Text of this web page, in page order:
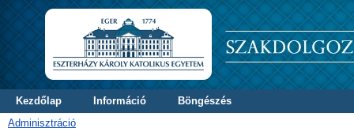
Kezdőlap Információ
Böngészés
Adminisztráció